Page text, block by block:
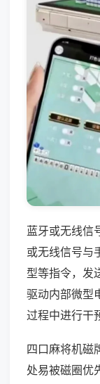
蓝牙或无线信
或无线信号与
型等指令，发
驱动内部微型
过程中进行干
四口麻将机磁
处易被磁圈优